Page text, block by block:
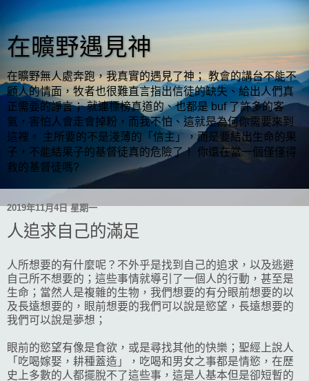
在曠野遇見神
在曠野無人處奔跑，我真實的遇見了神； 教會的講台不能不
顧人的情面，牧者也很難直言指出信徒的缺失、給出人們真
正需要的諍言； 就連標榜真道的、也都是 buf 了許多的客
氣，害怕人會走會掉粉，而我不怕、這就是為何你需要來到
這裡。 主所要的不是淺薄的「信主」，而是要結出生命的果
子，不能結果子的基督徒真的危險了！ 你還在當一個僅僅得
救的基督徒嗎?
2019年11月4日 星期一
人追求自己的滿足
人所想要的有什麼呢？不外乎是找到自己的追求，以及逃避
自己所不想要的；這些事情就導引了一個人的行動，甚至是
生命；當然人是複雜的生物，我們想要的有分眼前想要的以
及長遠想要的，眼前想要的我們可以說是慾望，長遠想要的
我們可以說是夢想；
眼前的慾望有像是食欲，或是尋找其他的快樂；聖經上說人
「吃喝嫁娶，耕種蓋造」，吃喝和男女之事都是情慾，在歷
史上多數的人都擺脫不了這些事，這是人基本但是卻短暫的